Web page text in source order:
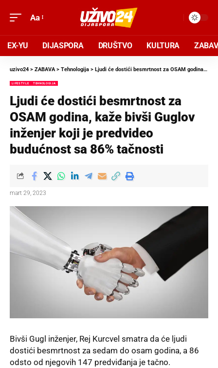
Aa
EX-YU DIJASPORA DRUŠTVO KULTURA
uzivo24 > ZABAVA> Tehnologija > Ljudi će dostići besmrtnost za OSAM godina, kaže bivši Guglov inženjer koji je predvideo budućnost sa 86% tačnosti
LIFESTYLE TEHNOLOGIJA
Ljudi će dostići besmrtnost za
OSAM godina, kaže bivši Guglov
inženjer koji je predvideo
budućnost sa 86% tačnosti
mart 29, 2023
Bivši Gugl inženjer, Rej Kurcvel smatra da će ljudi
dostići besmrtnost za sedam do osam godina, a 86
odsto od njegovih 147 predviđanja je tačno.